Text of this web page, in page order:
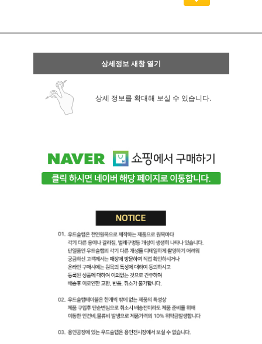
상세정보 새창 열기
상세 정보를 확대해 보실 수 있습니다.